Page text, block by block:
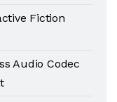
Fiction
Audio Codec